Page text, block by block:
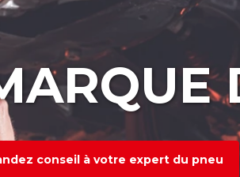
conseil à votre expert du pneu